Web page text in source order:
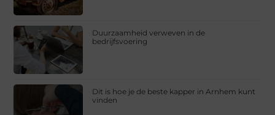
Duurzaamheid verweven in de
bedrijfsvoering
Dit is hoe je de beste kapper in Arnhem kunt
vinden